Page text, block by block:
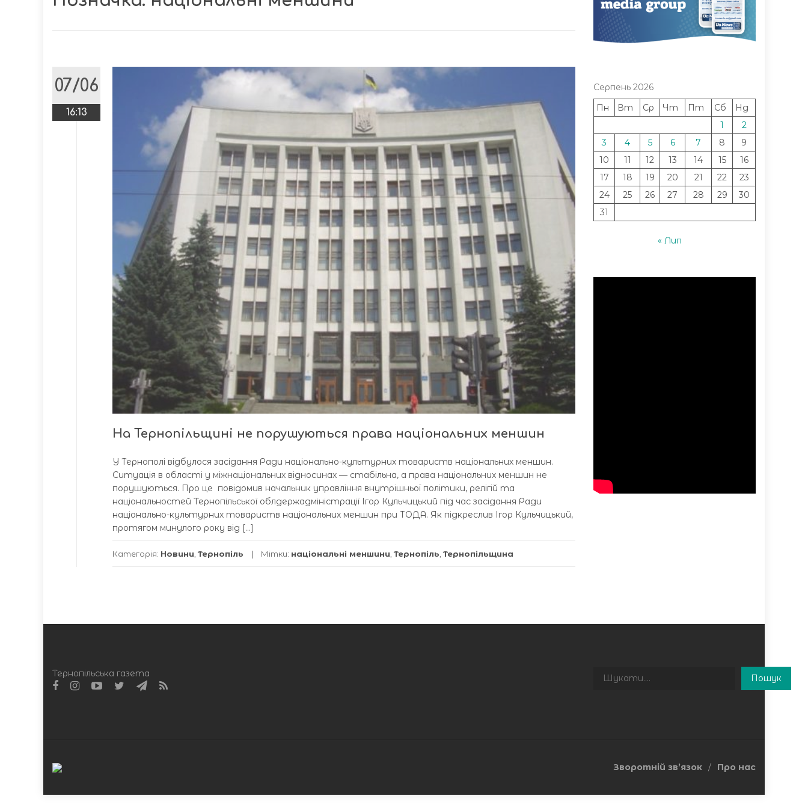
07/06
16:13
На Тернопільщині не порушуються права національних меншин
У Тернополі відбулося засідання Ради національно-культурних товариств національних меншин.
Ситуація в області у міжнаціональних відносинах — стабільна, а права національних меншин не
порушуються. Про це повідомив начальник управління внутрішньої політики, релігій та
національностей Тернопільської облдержадміністрації Ігор Кульчицький під час засідання Ради
національно-культурних товариств національних меншин при ТОДА. Як підкреслив Ігор Кульчицький,
протягом минулого року від […]
Категорія: Новини Тернопіль Мітки: національні меншини Тернопіль Тернопільщина
Серпень 2026
Пн
Вт Ср Чт Пт Сб
Нд
1
2
3
4 5 6 7 8
9
10
11 12 13 14 15
16
17
18 19 20 21 22
23
24
25 26 27 28 29
30
31
« Лип
Тернопільська газета Пошук
Пошук
Зворотній зв’язок Про нас